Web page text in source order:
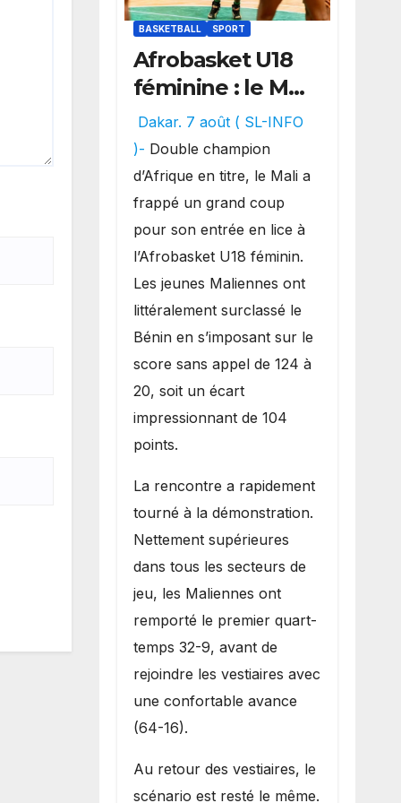
BASKETBALL SPORT
Afrobasket U18
féminine : le Mali
réalise un
véritable festival
offensif et
inflige une
lourde défaite
au Bénin.
Dakar. 7 août ( SL-INFO
)- Double champion
d’Afrique en titre, le Mali a
frappé un grand coup
pour son entrée en lice à
l’Afrobasket U18 féminin.
Les jeunes Maliennes ont
littéralement surclassé le
Bénin en s’imposant sur le
score sans appel de 124 à
20, soit un écart
impressionnant de 104
points.
La rencontre a rapidement
tourné à la démonstration.
Nettement supérieures
dans tous les secteurs de
jeu, les Maliennes ont
remporté le premier quart-
temps 32-9, avant de
rejoindre les vestiaires avec
une confortable avance
(64-16).
Au retour des vestiaires, le
scénario est resté le même.